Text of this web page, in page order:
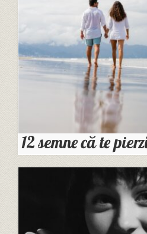
12 semne că te